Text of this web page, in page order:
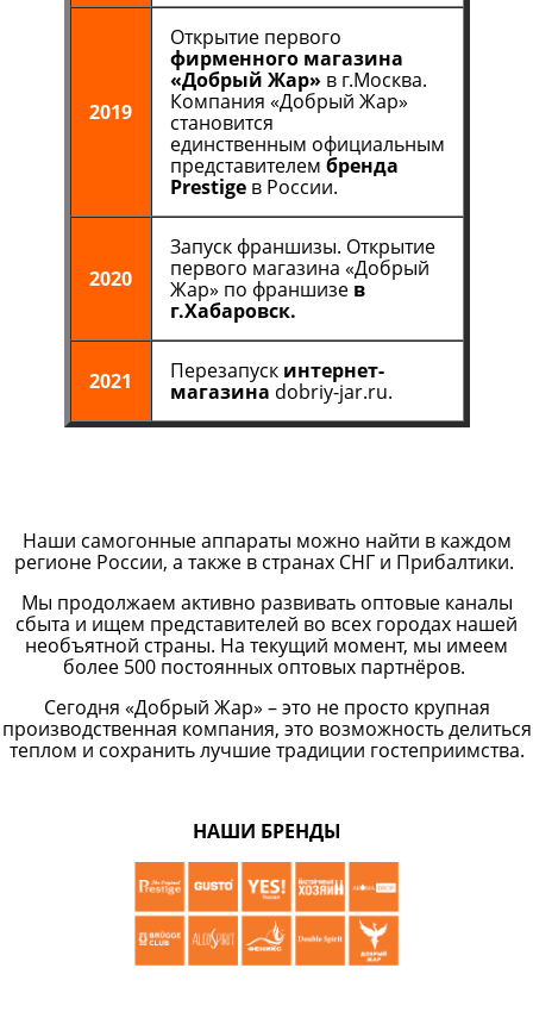
2019
Открытие первого
фирменного магазина
«Добрый Жар» в г.Москва.
Компания «Добрый Жар»
становится
единственным официальным
представителем бренда
Prestigeв России.
2020
Запуск франшизы. Открытие
первого магазина «Добрый
Жар» по франшизе в
г.Хабаровск.
2021 Перезапуск интернет-
магазина dobriy-jar.ru.
Наши самогонные аппараты можно найти в каждом
регионе России, а также в странах СНГ и Прибалтики.
Мы продолжаем активно развивать оптовые каналы
сбыта и ищем представителей во всех городах нашей
необъятной страны. На текущий момент, мы имеем
более 500 постоянных оптовых партнёров.
Сегодня «Добрый Жар» – это не просто крупная
производственная компания, это возможность делиться
теплом и сохранить лучшие традиции гостеприимства.
НАШИ БРЕНДЫ